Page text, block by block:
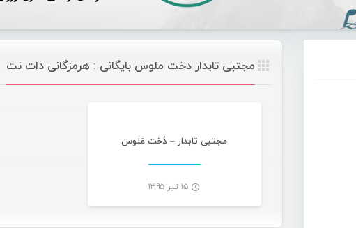
مجتبی تابدار دخت ملوس بایگانی : هرمزگانی دات نت
مجتبی تابدار – دُخت مَلوس
۱۵ تیر ۱۳۹۵